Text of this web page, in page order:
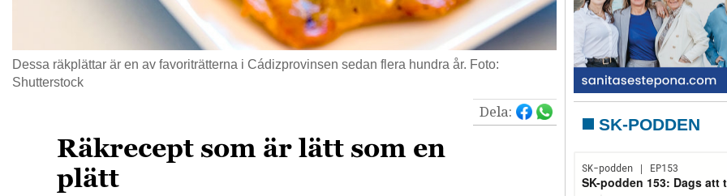
Dessa räkplättar är en av favoriträtterna i Cádizprovinsen sedan flera hundra år. Foto:
Shutterstock
Dela:
Räkrecept som är lätt som en
plätt
SK-PODDEN